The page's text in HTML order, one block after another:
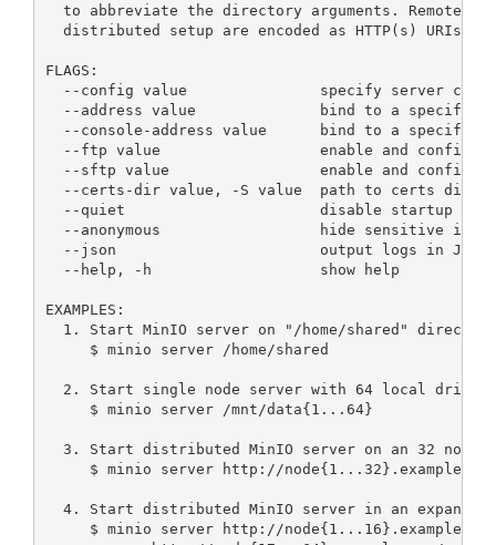
to abbreviate the directory arguments. Remote
  distributed setup are encoded as HTTP(s) URIs.
FLAGS:
--config value               specify server
--address value              bind to a specific
--console-address value      bind to a specific
--ftp value                  enable and
--sftp value                 enable and
--certs-dir value, -S value  path to certs
--quiet                      disable startup and
--anonymous                  hide sensitive
--json                       output logs in JSON
  --help, -h                   show help
EXAMPLES:
1. Start MinIO server on "/home/shared"
     $ minio server /home/shared
2. Start single node server with 64 local
     $ minio server /mnt/data{1...64}
3. Start distributed MinIO server on an 32 node
$ minio server http://
4. Start distributed MinIO server in an
$ minio server http://